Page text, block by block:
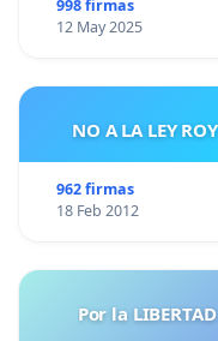
998 firmas
12 May 2025
NO A LA LEY
962 firmas
18 Feb 2012
Por la